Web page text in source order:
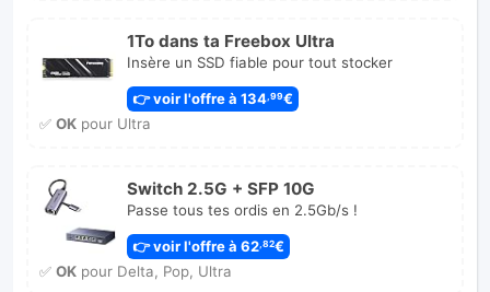
1To dans ta Freebox Ultra
Insère un SSD fiable pour tout stocker
👉 voir l'offre à 134 ,99€
✅ OKpour Ultra
Switch 2.5G + SFP 10G
Passe tous tes ordis en 2.5Gb/s !
👉 voir l'offre à 62,82€
✅ OKpour Delta, Pop, Ultra